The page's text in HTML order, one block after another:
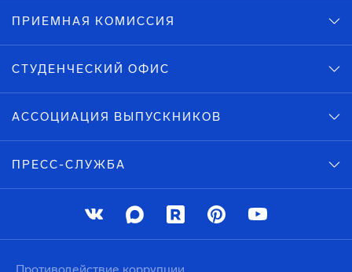
ПРИЕМНАЯ КОМИССИЯ
СТУДЕНЧЕСКИЙ ОФИС
АССОЦИАЦИЯ ВЫПУСКНИКОВ
ПРЕСС-СЛУЖБА